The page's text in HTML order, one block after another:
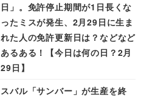
日」。免許停止期間が1日長くな
ったミスが発生、2月29日に生ま
れた人の免許更新日は？などなど
あるある！【今日は何の日？2月
29日】
スバル「サンバー」が生産を終